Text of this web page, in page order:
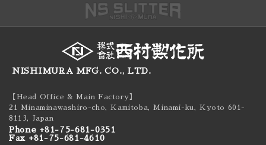
NISHIMURA MFG. CO., LTD.
【Head Office & Main Factory】
21 Minaminawashiro-cho, Kamitoba, Minami-ku,Kyoto 601-
8113, Japan
Phone +81-75-681-0351
Fax +81-75-681-4610